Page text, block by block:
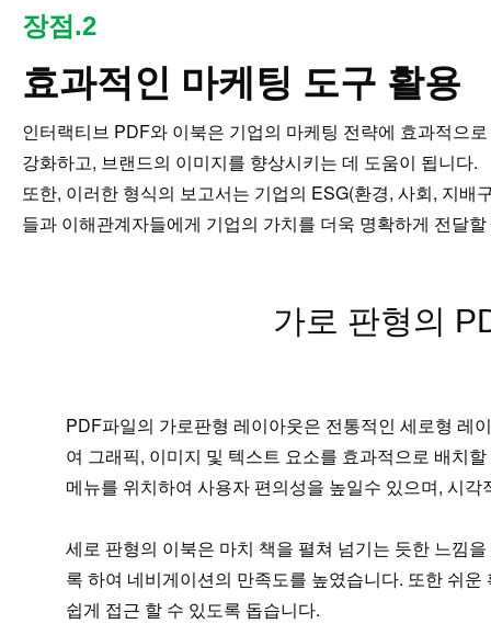
장점.2
효과적인 마케팅 도구 활용
인터랙티브 PDF와 이북은 기업의 마케팅 전략에 효과적으
강화하고, 브랜드의 이미지를 향상시키는 데 도움이 됩니다.
또한, 이러한 형식의 보고서는 기업의 ESG(환경, 사회, 지
들과 이해관계자들에게 기업의 가치를 더욱 명확하게 전달
가로 판형의
PDF파일의 가로판형 레이아웃은 전통적인 세로형 레
여 그래픽, 이미지 및 텍스트 요소를 효과적으로 배치
메뉴를 위치하여 사용자 편의성을 높일수 있으며, 시
세로 판형의 이북은 마치 책을 펼쳐 넘기는 듯한 느낌
록 하여 네비게이션의 만족도를 높였습니다. 또한 쉬
쉽게 접근 할 수 있도록 돕습니다.